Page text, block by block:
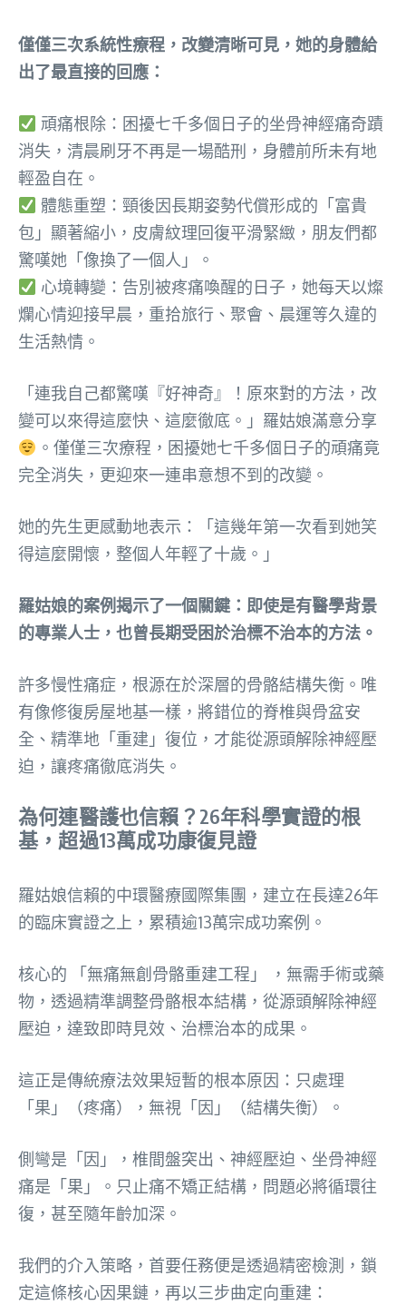
僅僅三次系統性療程，改變清晰可見，她的身體給
出了最直接的回應：
頑痛根除：困擾七千多個日子的坐骨神經痛奇蹟
消失，清晨刷牙不再是一場酷刑，身體前所未有地
輕盈自在。
體態重塑：頸後因長期姿勢代償形成的「富貴
包」顯著縮小，皮膚紋理回復平滑緊緻，朋友們都
驚嘆她「像換了一個人」。
心境轉變：告別被疼痛喚醒的日子，她每天以燦
爛心情迎接早晨，重拾旅行、聚會、晨運等久違的
生活熱情。
「連我自己都驚嘆『好神奇』！原來對的方法，改
變可以來得這麼快、這麼徹底。」羅姑娘滿意分享
。僅僅三次療程，困擾她七千多個日子的頑痛竟
完全消失，更迎來一連串意想不到的改變。
她的先生更感動地表示：「這幾年第一次看到她笑
得這麼開懷，整個人年輕了十歲。」
羅姑娘的案例揭示了一個關鍵：即使是有醫學背景
的專業人士，也曾長期受困於治標不治本的方法。
許多慢性痛症，根源在於深層的骨骼結構失衡。唯
有像修復房屋地基一樣，將錯位的脊椎與骨盆安
全、精準地「重建」復位，才能從源頭解除神經壓
迫，讓疼痛徹底消失。
為何連醫護也信賴？26年科學實證的根
基，超過13萬成功康復見證
羅姑娘信賴的中環醫療國際集團，建立在長達26年
的臨床實證之上，累積逾13萬宗成功案例。
核心的 「無痛無創骨骼重建工程」 ，無需手術或藥
物，透過精準調整骨骼根本結構，從源頭解除神經
壓迫，達致即時見效、治標治本的成果。
這正是傳統療法效果短暫的根本原因：只處理
「果」（疼痛），無視「因」（結構失衡）。
側彎是「因」，椎間盤突出、神經壓迫、坐骨神經
痛是「果」。只止痛不矯正結構，問題必將循環往
復，甚至隨年齡加深。
我們的介入策略，首要任務便是透過精密檢測，鎖
定這條核心因果鏈，再以三步曲定向重建：